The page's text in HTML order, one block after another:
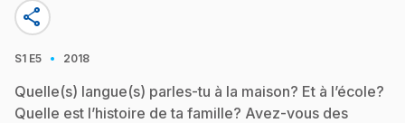
share
S1 E5 · 2018
Quelle(s) langue(s) parles-tu à la maison? Et à l’école?
Quelle est l’histoire de ta famille? Avez-vous des